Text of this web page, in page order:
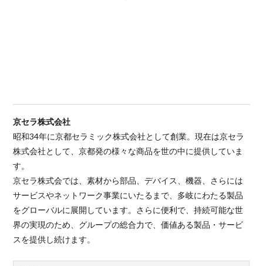
京セラ株式会社
昭和34年に京都セラミック株式会社として創業。現在は京セラ
株式会社として、京都発の様々な商品を世の中に提供していま
す。
京セラ株式会では、素材から部品、デバイス、機器、さらには
サービスやネットワーク事業にいたるまで、多岐にわたる製品
をグローバルに展開しています。さらに便利で、持続可能な世
界の実現のため、グループの総合力で、価値ある製品・サービ
スを提供し続けます。